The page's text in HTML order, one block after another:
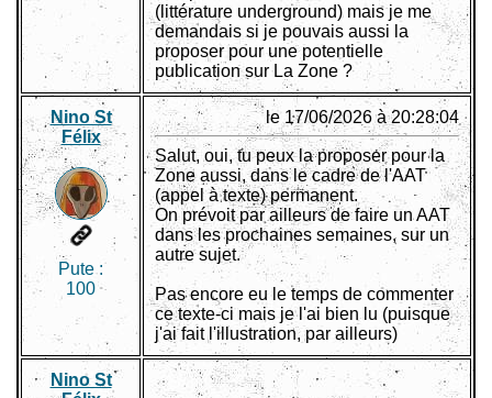
(littérature underground) mais je me
demandais si je pouvais aussi la
proposer pour une potentielle
publication sur La Zone ?
Nino St
Félix
Pute :
100
le 17/06/2026 à 20:28:04
Salut, oui, tu peux la proposer pour la
Zone aussi, dans le cadre de l'AAT
(appel à texte) permanent.
On prévoit par ailleurs de faire un AAT
dans les prochaines semaines, sur un
autre sujet.
Pas encore eu le temps de commenter
ce texte-ci mais je l'ai bien lu (puisque
j'ai fait l'illustration, par ailleurs)
Nino St